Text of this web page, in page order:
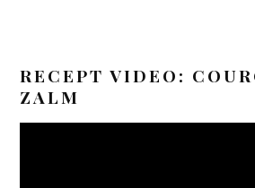
RECEPT VIDEO:
ZALM